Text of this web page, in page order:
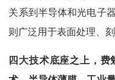
关系到半导体和光电子
则广泛用于表面处理、
四大技术底座之上，